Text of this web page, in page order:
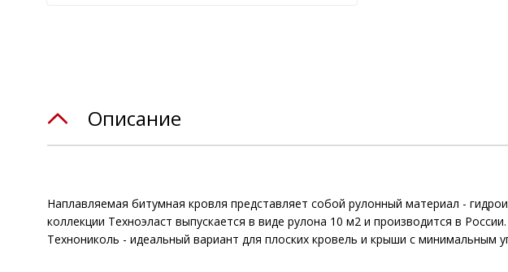
Описание
Наплавляемая битумная кровля представляет собой рулонный материал -
коллекции Техноэласт выпускается в виде рулона 10 м2 и производится в
Технониколь - идеальный вариант для плоских кровель и крыши с минимальным